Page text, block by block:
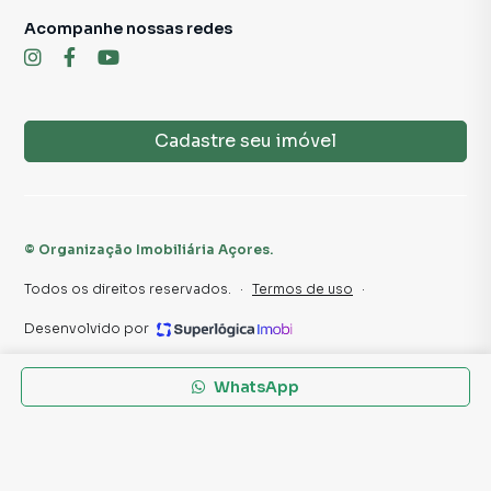
Para obter informações adicionais, agendar uma visita ou
discutir os detalhes, não hesite em entrar em contato
📲 Contato para Ligações ou WhatsApp
WhatsApp
Cadastre seu imóvel
Acompanhe nossas redes
© Organização Imobiliária Açores.
Todos os direitos reservados. · Termos de uso ·
Desenvolvido por